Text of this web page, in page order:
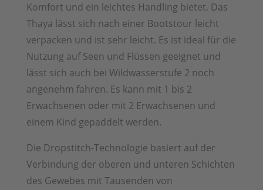
Komfort und ein leichtes Handling bietet. Das
Thaya lässt sich nach einer Bootstour leicht
verpacken und ist sehr leicht. Es ist ideal für die
Nutzung auf Seen und Flüssen geeignet und
lässt sich auch bei Wildwasserstufe 2 noch
angenehm fahren. Es kann mit 1 bis 2
Erwachsenen oder mit 2 Erwachsenen und
einem Kind gepaddelt werden.
Die Dropstitch-Technologie basiert auf der
Verbindung der oberen und unteren Schichten
des Gewebes mit Tausenden von